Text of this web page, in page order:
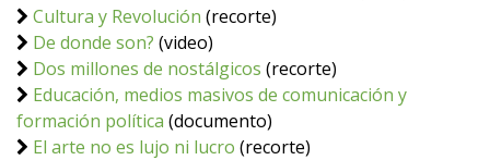
Cultura y Revolución (recorte)
De donde son? (video)
Dos millones de nostálgicos (recorte)
Educación, medios masivos de comunicación y
formación política (documento)
El arte no es lujo ni lucro (recorte)